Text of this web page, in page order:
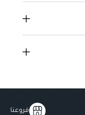
فروعنا